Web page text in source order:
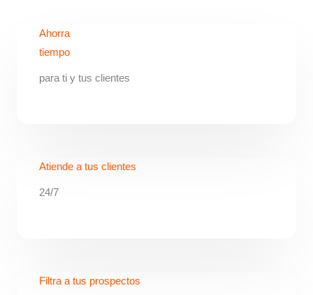
Ahorra
tiempo
para ti y tus clientes
Atiende a tus clientes
24/7
Filtra a tus prospectos